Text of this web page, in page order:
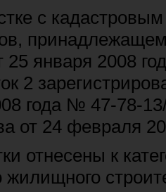
с
25 января 2008
2
года № 47-78-
от 24 февраля
отнесены к
жилищного